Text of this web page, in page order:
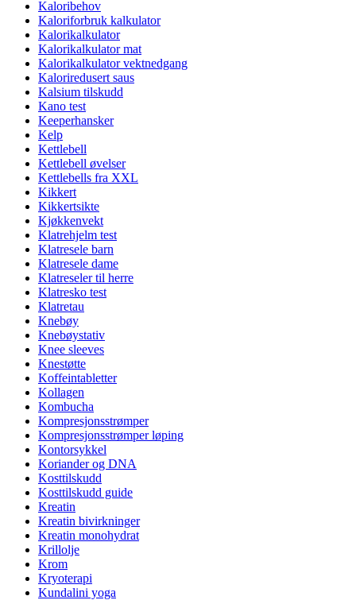
Kaloribehov
Kaloriforbruk kalkulator
Kalorikalkulator
Kalorikalkulator mat
Kalorikalkulator vektnedgang
Kaloriredusert saus
Kalsium tilskudd
Kano test
Keeperhansker
Kelp
Kettlebell
Kettlebell øvelser
Kettlebells fra XXL
Kikkert
Kikkertsikte
Kjøkkenvekt
Klatrehjelm test
Klatresele barn
Klatresele dame
Klatreseler til herre
Klatresko test
Klatretau
Knebøy
Knebøystativ
Knee sleeves
Knestøtte
Koffeintabletter
Kollagen
Kombucha
Kompresjonsstrømper
Kompresjonsstrømper løping
Kontorsykkel
Koriander og DNA
Kosttilskudd
Kosttilskudd guide
Kreatin
Kreatin bivirkninger
Kreatin monohydrat
Krillolje
Krom
Kryoterapi
Kundalini yoga